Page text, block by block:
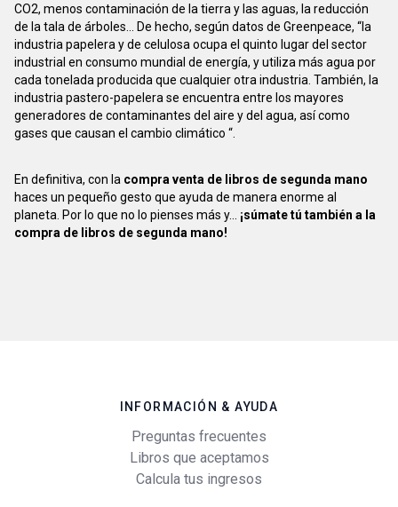
CO2, menos contaminación de la tierra y las aguas, la reducción
de la tala de árboles... De hecho, según datos de Greenpeace, “la
industria papelera y de celulosa ocupa el quinto lugar del sector
industrial en consumo mundial de energía, y utiliza más agua por
cada tonelada producida que cualquier otra industria. También, la
industria pastero-papelera se encuentra entre los mayores
generadores de contaminantes del aire y del agua, así como
gases que causan el cambio climático “.
En definitiva, con la compra venta de libros de segunda mano
haces un pequeño gesto que ayuda de manera enorme al
planeta. Por lo que no lo pienses más y... ¡súmate tú también a la
compra de libros de segunda mano!
INFORMACIÓN & AYUDA
Preguntas frecuentes
Libros que aceptamos
Calcula tus ingresos